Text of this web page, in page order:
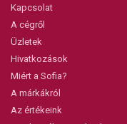
Kapcsolat
A cégről
Üzletek
Hivatkozások
Miért a Sofia?
A márkákról
Az értékeink